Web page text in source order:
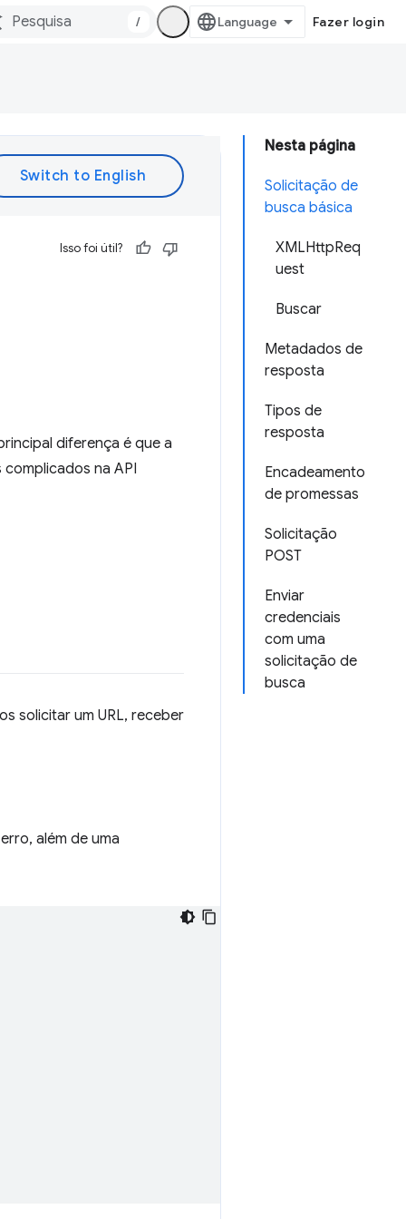
/ Fazer login
Nesta página
Solicitação de
busca básica
XMLHttpReq
uest
Buscar
Metadados de
resposta
Tipos de
resposta
Encadeamento
de promessas
Solicitação
POST
Enviar
credenciais
com uma
solicitação de
busca
Isso foi útil?
diferença é que a
complicados na API
solicitar um URL, receber
além de uma